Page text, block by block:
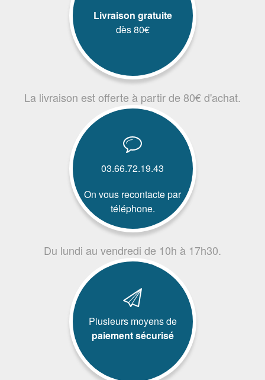
Livraison gratuite
dès 80€
La livraison est offerte à partir de 80€ d'achat.
03.66.72.19.43
On vous recontacte par
téléphone.
Du lundi au vendredi de 10h à 17h30.
Plusieurs moyens de
paiement sécurisé